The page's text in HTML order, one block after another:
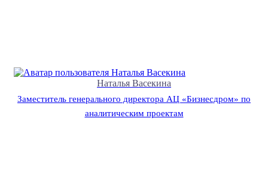
Наталья Васекина
Заместитель генерального директора АЦ «Бизнесдром» по
аналитическим проектам